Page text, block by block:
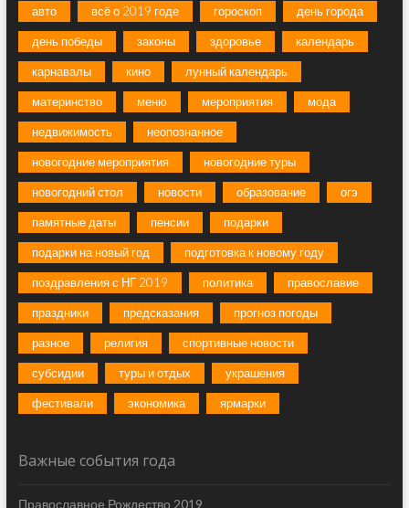
авто всё о 2019 годе гороскоп день города
день победы законы здоровье календарь
карнавалы кино лунный календарь
материнство меню мероприятия мода
недвижимость неопознанное
новогодние мероприятия новогодние туры
новогодний стол новости образование огэ
памятные даты пенсии подарки
подарки на новый год подготовка к новому году
поздравления с НГ 2019 политика православие
праздники предсказания прогноз погоды
разное религия спортивные новости
субсидии туры и отдых украшения
фестивали экономика ярмарки
Важные события года
Православное Рождество 2019